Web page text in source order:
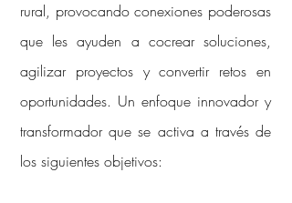
rural, provocando conexiones poderosas
que les ayuden a cocrear soluciones,
agilizar proyectos y convertir retos en
oportunidades. Un enfoque innovador y
transformador que se activa a través de
los siguientes objetivos: